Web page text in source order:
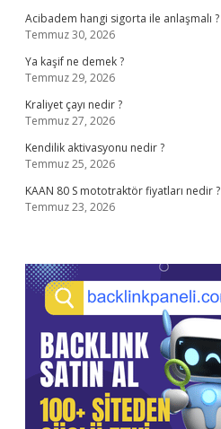
Acibadem hangi sigorta ile anlaşmalı ?
Temmuz 30, 2026
Ya kaşif ne demek ?
Temmuz 29, 2026
Kraliyet çayı nedir ?
Temmuz 27, 2026
Kendilik aktivasyonu nedir ?
Temmuz 25, 2026
KAAN 80 S mototraktör fiyatları nedir ?
Temmuz 23, 2026